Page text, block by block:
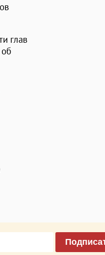
глав